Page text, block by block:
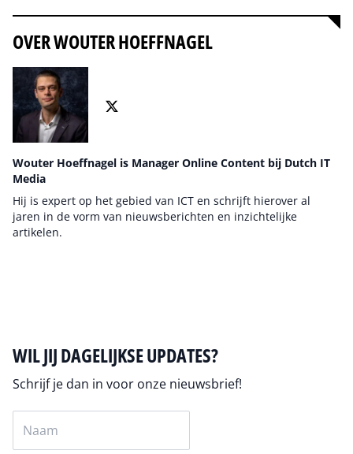
OVER WOUTER HOEFFNAGEL
Wouter Hoeffnagel is Manager Online Content bij Dutch IT
Media
Hij is expert op het gebied van ICT en schrijft hierover al
jaren in de vorm van nieuwsberichten en inzichtelijke
artikelen.
WIL JIJ DAGELIJKSE UPDATES?
Schrijf je dan in voor onze nieuwsbrief!